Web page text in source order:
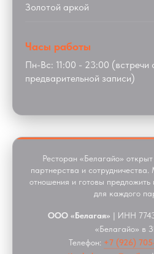
Золотой аркой
Часы работы
Пн-Вс: 11:00 - 23:00 (встречи
предварительной записи)
Ресторан «Белагайо»
партнерства и
отношения и готовы предложить
для каждого
ООО «Белагая» | ИНН
«Белагайо» в
Телефон: +7 (926)